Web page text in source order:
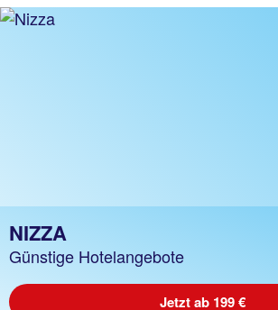
NIZZA
Günstige Hotelangebote
Jetzt ab 199 €